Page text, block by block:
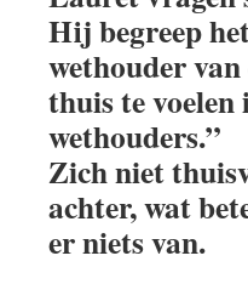
Hij begreep
wethouder van
thuis te voelen
wethouders.”
Zich niet
achter, wat
er niets van.